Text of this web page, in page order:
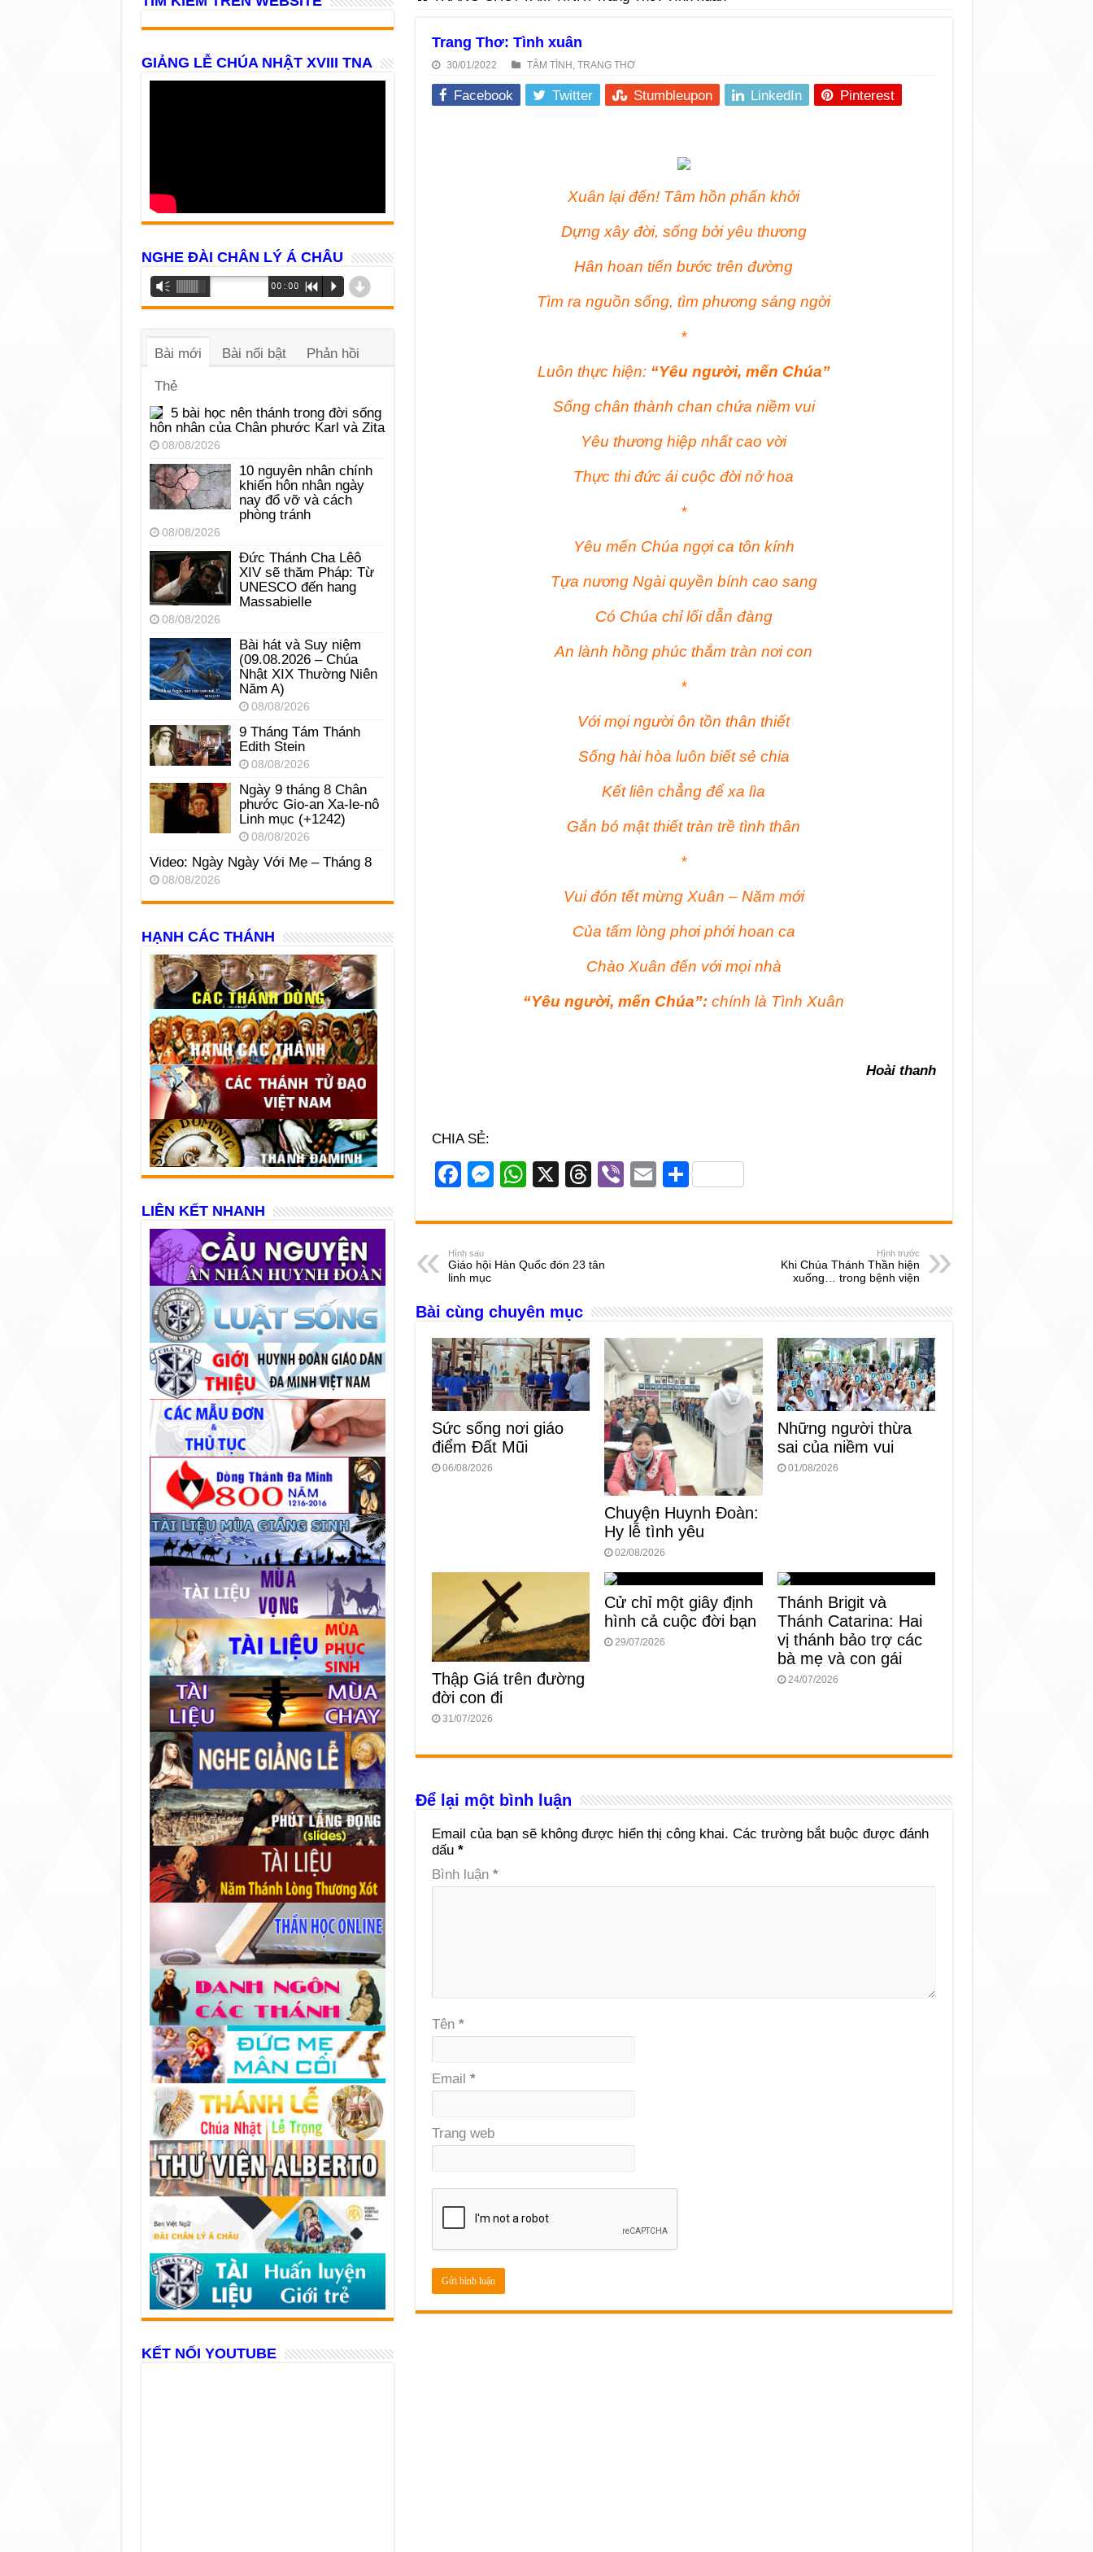
Trang Thơ: Tình xuân
30/01/2022 TÂM TÌNH , TRANG THƠ
Facebook Twitter Stumbleupon LinkedIn Pinterest
Xuân lại đến! Tâm hồn phấn khởi
Dựng xây đời, sống bởi yêu thương
Hân hoan tiến bước trên đường
Tìm ra nguồn sống, tìm phương sáng ngời
*
Luôn thực hiện: “Yêu người, mến Chúa”
Sống chân thành chan chứa niềm vui
Yêu thương hiệp nhất cao vời
Thực thi đức ái cuộc đời nở hoa
*
Yêu mến Chúa ngợi ca tôn kính
Tựa nương Ngài quyền bính cao sang
Có Chúa chỉ lối dẫn đàng
An lành hồng phúc thắm tràn nơi con
*
Với mọi người ôn tồn thân thiết
Sống hài hòa luôn biết sẻ chia
Kết liên chẳng để xa lìa
Gắn bó mật thiết tràn trề tình thân
*
Vui đón tết mừng Xuân – Năm mới
Của tấm lòng phơi phới hoan ca
Chào Xuân đến với mọi nhà
“Yêu người, mến Chúa”: chính là Tình Xuân
Hoài thanh
CHIA SẺ:
F
c
e
b
o
o
k
M
ss
n
g
er
W
at
s
A
p
p
X
T
e
d
s
Vi
er
E
ail
S
ar
Hình sau
Giáo hội Hàn Quốc đón 23 tân
linh mục
Hình trước
Khi Chúa Thánh Thần hiện
xuống… trong bệnh viện
Bài cùng chuyên mục
Sức sống nơi giáo
điểm Đất Mũi
06/08/2026
Chuyện Huynh Đoàn:
Hy lễ tình yêu
02/08/2026
Những người thừa
sai của niềm vui
01/08/2026
Thập Giá trên đường
đời con đi
31/07/2026
Cử chỉ một giây định
hình cả cuộc đời bạn
29/07/2026
Thánh Brigit và
Thánh Catarina: Hai
vị thánh bảo trợ các
bà mẹ và con gái
24/07/2026
Để lại một bình luận
Email của bạn sẽ không được hiển thị công khai. Các trường bắt buộc được đánh
dấu *
Bình luận *
Tên *
Email *
Trang web
GIẢNG LỄ CHÚA NHẬT XVIII TNA
NGHE ĐÀI CHÂN LÝ Á CHÂU
Trình
phát
âm
Vm 00:00 R P d
Bài mới Bài nổi bật Phản hồi
Thẻ
5 bài học nên thánh trong đời sống
hôn nhân của Chân phước Karl và Zita
08/08/2026
10 nguyên nhân chính
khiến hôn nhân ngày
nay đổ vỡ và cách
phòng tránh
08/08/2026
Đức Thánh Cha Lêô
XIV sẽ thăm Pháp: Từ
UNESCO đến hang
Massabielle
08/08/2026
Bài hát và Suy niệm
(09.08.2026 – Chúa
Nhật XIX Thường Niên
Năm A)
08/08/2026
9 Tháng Tám Thánh
Edith Stein
08/08/2026
Ngày 9 tháng 8 Chân
phước Gio-an Xa-le-nô
Linh mục (+1242)
08/08/2026
Video: Ngày Ngày Với Mẹ – Tháng 8
08/08/2026
HẠNH CÁC THÁNH
LIÊN KẾT NHANH
KẾT NỐI YOUTUBE